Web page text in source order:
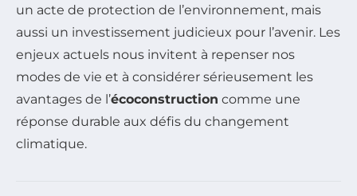
un acte de protection de l’environnement, mais
aussi un investissement judicieux pour l’avenir. Les
enjeux actuels nous invitent à repenser nos
modes de vie et à considérer sérieusement les
avantages de l’écoconstruction comme une
réponse durable aux défis du changement
climatique.